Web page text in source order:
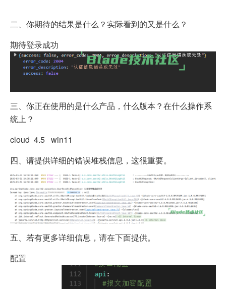
二、你期待的结果是什么？实际看到的又是什么？
期待登录成功
三、你正在使用的是什么产品，什么版本？在什么操作系
统上？
cloud 4.5 win11
四、请提供详细的错误堆栈信息，这很重要。
五、若有更多详细信息，请在下面提供。
配置